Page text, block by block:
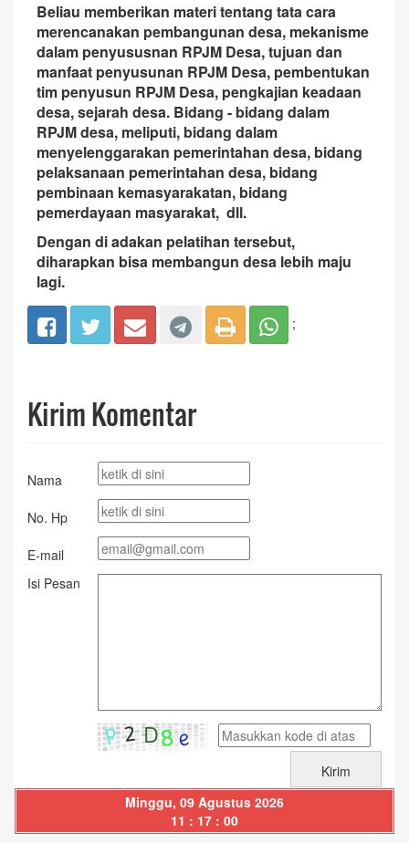
Beliau memberikan materi tentang tata cara
merencanakan pembangunan desa, mekanisme
dalam penyususnan RPJM Desa, tujuan dan
manfaat penyusunan RPJM Desa, pembentukan
tim penyusun RPJM Desa, pengkajian keadaan
desa, sejarah desa. Bidang - bidang dalam
RPJM desa, meliputi, bidang dalam
menyelenggarakan pemerintahan desa, bidang
pelaksanaan pemerintahan desa, bidang
pembinaan kemasyarakatan, bidang
pemerdayaan masyarakat, dll.
Dengan di adakan pelatihan tersebut,
diharapkan bisa membangun desa lebih maju
lagi.
;
Kirim Komentar
Nama
No. Hp
E-mail
Isi Pesan
Minggu, 09 Agustus 2026
11 : 17 : 01